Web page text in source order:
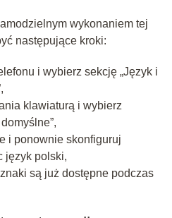
wykonaniem tej
następujące kroki:
i wybierz sekcję „Język i
klawiaturą i wybierz
i ponownie skonfiguruj
język polski,
są już dostępne podczas